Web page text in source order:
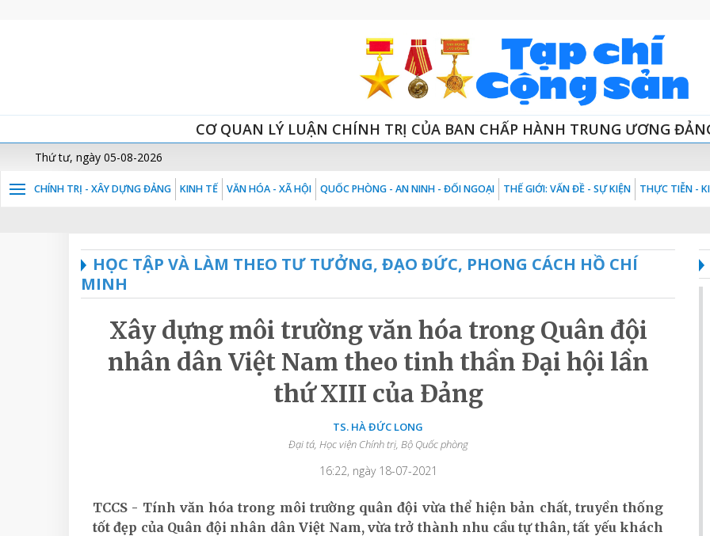
CƠ QUAN LÝ LUẬN CHÍNH TRỊ CỦA BAN CHẤP HÀNH TRUNG ƯƠNG
Thứ tư, ngày 05-08-2026
CHÍNH TRỊ - XÂY DỰNG ĐẢNG KINH TẾ VĂN HÓA - XÃ HỘI QUỐC PHÒNG - AN NINH - ĐỐI NGOẠI THẾ GIỚI: VẤN ĐỀ - SỰ KIỆN THỰC TIỄN -
HỌC TẬP VÀ LÀM THEO TƯ TƯỞNG, ĐẠO ĐỨC, PHONG CÁCH HỒ CHÍ
MINH
Xây dựng môi trường văn hóa trong Quân đội
nhân dân Việt Nam theo tinh thần Đại hội lần
thứ XIII của Đảng
TS. HÀ ĐỨC LONG
Đại tá, Học viện Chính trị, Bộ Quốc phòng
16:22, ngày 18-07-2021
TCCS - Tính văn hóa trong môi trường quân đội vừa thể hiện bản chất, truyền thống
tốt đẹp của Quân đội nhân dân Việt Nam, vừa trở thành nhu cầu tự thân, tất yếu khách